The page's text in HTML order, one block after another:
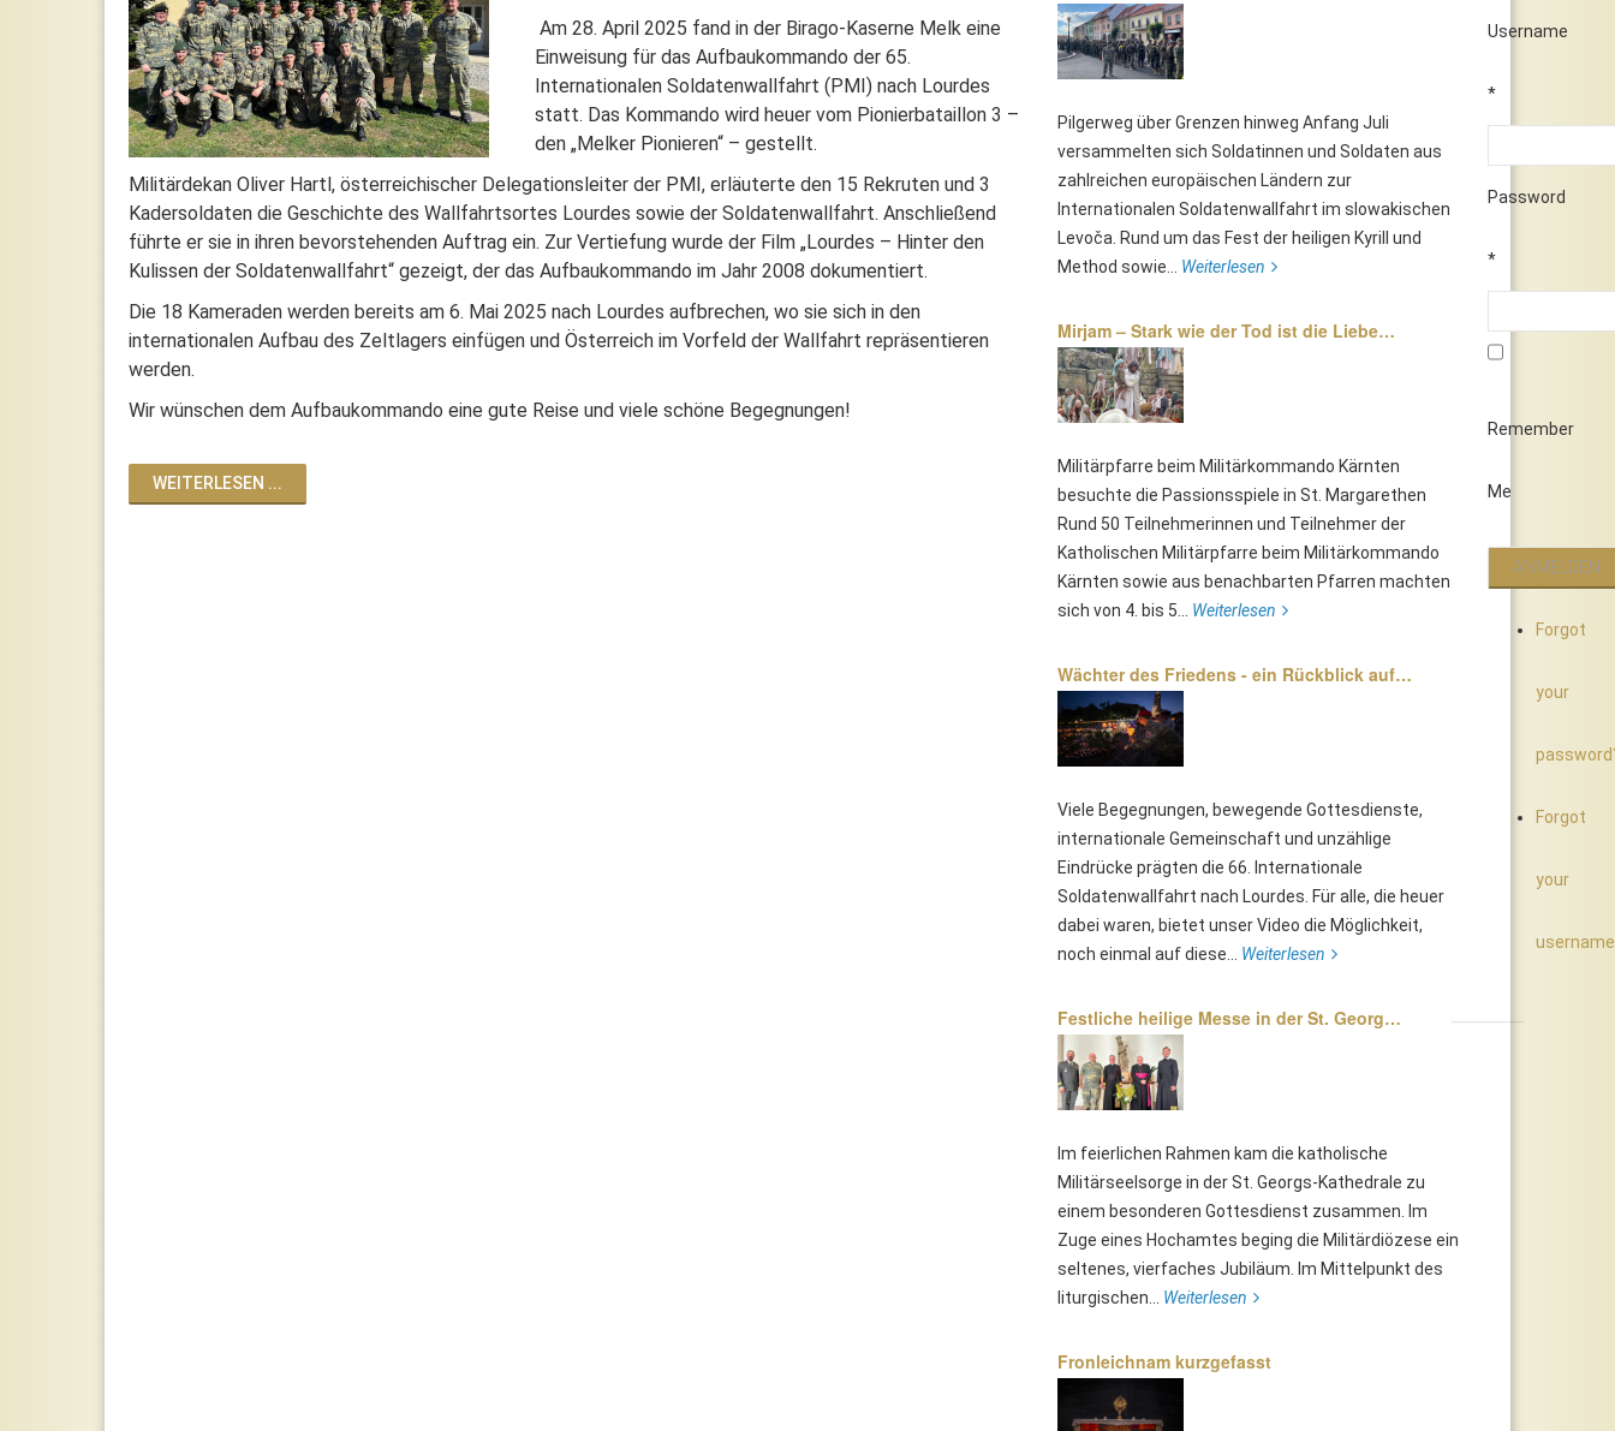
Username
*
Password
*
Remember
Me
Forgot
your
Forgot
your
Am 28. April 2025 fand in der Birago-Kaserne Melk eine
Einweisung für das Aufbaukommando der 65.
Internationalen Soldatenwallfahrt (PMI) nach Lourdes
statt. Das Kommando wird heuer vom Pionierbataillon 3 –
den „Melker Pionieren“ – gestellt.
Militärdekan Oliver Hartl, österreichischer Delegationsleiter der PMI, erläuterte den 15 Rekruten und 3
Kadersoldaten die Geschichte des Wallfahrtsortes Lourdes sowie der Soldatenwallfahrt. Anschließend
führte er sie in ihren bevorstehenden Auftrag ein. Zur Vertiefung wurde der Film „Lourdes – Hinter den
Kulissen der Soldatenwallfahrt“ gezeigt, der das Aufbaukommando im Jahr 2008 dokumentiert.
Die 18 Kameraden werden bereits am 6. Mai 2025 nach Lourdes aufbrechen, wo sie sich in den
internationalen Aufbau des Zeltlagers einfügen und Österreich im Vorfeld der Wallfahrt repräsentieren
werden.
Wir wünschen dem Aufbaukommando eine gute Reise und viele schöne Begegnungen!
WEITERLESEN ...
Pilgerweg über Grenzen hinweg Anfang Juli
versammelten sich Soldatinnen und Soldaten aus
zahlreichen europäischen Ländern zur
Internationalen Soldatenwallfahrt im slowakischen
Levoča. Rund um das Fest der heiligen Kyrill und
Method sowie... Weiterlesen
Mirjam – Stark wie der Tod ist die Liebe…
Militärpfarre beim Militärkommando Kärnten
besuchte die Passionsspiele in St. Margarethen
Rund 50 Teilnehmerinnen und Teilnehmer der
Katholischen Militärpfarre beim Militärkommando
Kärnten sowie aus benachbarten Pfarren machten
sich von 4. bis 5... Weiterlesen
Wächter des Friedens - ein Rückblick auf…
Viele Begegnungen, bewegende Gottesdienste,
internationale Gemeinschaft und unzählige
Eindrücke prägten die 66. Internationale
Soldatenwallfahrt nach Lourdes. Für alle, die heuer
dabei waren, bietet unser Video die Möglichkeit,
noch einmal auf diese... Weiterlesen
Festliche heilige Messe in der St. Georg…
Im feierlichen Rahmen kam die katholische
Militärseelsorge in der St. Georgs-Kathedrale zu
einem besonderen Gottesdienst zusammen. Im
Zuge eines Hochamtes beging die Militärdiözese ein
seltenes, vierfaches Jubiläum. Im Mittelpunkt des
liturgischen... Weiterlesen
Fronleichnam kurzgefasst